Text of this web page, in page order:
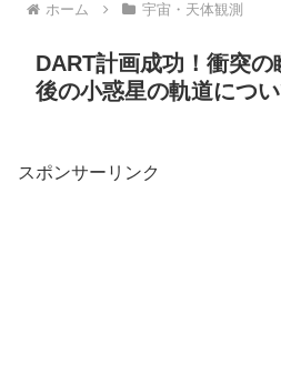
ホーム 宇宙・天体観測
DART計画成功！衝突
後の小惑星の軌道につ
スポンサーリンク